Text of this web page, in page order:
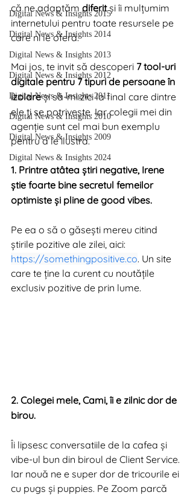
Digital News & Insights 2015
Digital News & Insights 2014
Digital News & Insights 2013
Digital News & Insights 2012
Digital News & Insights 2011
Digital News & Insights 2010
Digital News & Insights 2009
Digital News & Insights 2024
că ne adaptăm diferit și îi mulțumim
internetului pentru toate resursele pe
care ni le oferă.
Mai jos, te invit să descoperi 7 tool-uri
digitale pentru 7 tipuri de persoane în
izolare și să-mi zici la final care dintre
ele ți se potrivește. Iar colegii mei din
agenție sunt cel mai bun exemplu
pentru a le ilustra.
1. Printre atâtea știri negative, Irene
știe foarte bine secretul femeilor
optimiste și pline de good vibes.
Pe ea o să o găsești mereu citind
știrile pozitive ale zilei, aici:
https://somethingpositive.co. Un site
care te ține la curent cu noutățile
exclusiv pozitive de prin lume.
2. Colegei mele, Cami, îi e zilnic dor de
birou.
Îi lipsesc conversatiile de la cafea și
vibe-ul bun din biroul de Client Service.
Iar nouă ne e super dor de tricourile ei
cu pugs și puppies. Pe Zoom parcă